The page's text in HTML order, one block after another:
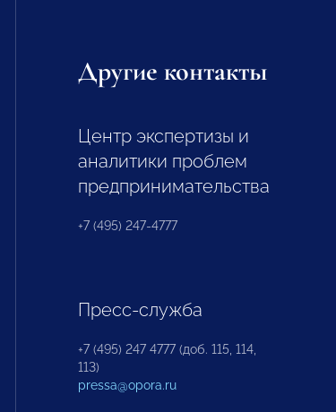
Другие контакты
Центр экспертизы и
аналитики проблем
предпринимательства
+7 (495) 247-4777
Пресс-служба
+7 (495) 247 4777 (доб. 115, 114,
113)
pressa@opora.ru